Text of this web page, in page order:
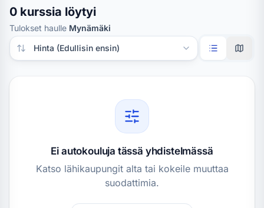
0 kurssia löytyi
Tulokset haulle Mynämäki
Järjestä tulokset
Ei autokouluja tässä yhdistelmässä
Katso lähikaupungit alta tai kokeile muuttaa
suodattimia.